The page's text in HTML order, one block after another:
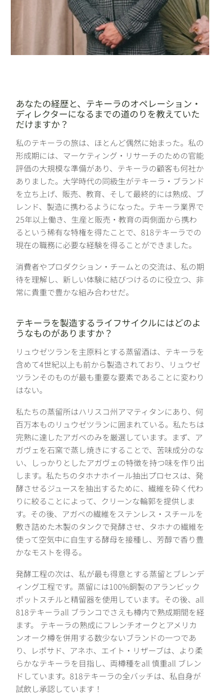
あなたの経歴と、テキーラのオペレーション・
ディレクターになるまでの道のりを教えていた
だけますか？
私のテキーラの旅は、ほとんど偶然に始まった。私の
形成期には、マーケティング・リサーチのための官能
評価の大規模な準備があり、テキーラの顧客も何社か
ありました。大学時代の同級生がテキーラ・ブランド
を立ち上げ、販売、教育、そして最終的には熟成、ブ
レンド、製造に携わるようになった。テキーラ業界で
25年以上働き、生産と販売・教育の両側面から携わ
るという稀有な特権を得たことで、818テキーラでの
現在の職務に必要な経験を得ることができました。
消費者やプロダクション・チームとの交流は、私の期
待を理解し、新しい体験に結びつけるのに役立つ、非
常に貴重で豊かな組み合わせだ。
テキーラを製造するライフサイクルにはどのよ
うなものがありますか？
リュウゼツランを主原料とする蒸留酒は、テキーラを
含めて4世紀以上も前から製造されており、リュウゼ
ツランそのものが最も重要な要素であることに変わり
はない。
私たちの蒸留所はハリスコ州アマティタンにあり、何
百万本ものリュウゼツランに囲まれている。私たちは
完熟に達したアガベのみを厳選しています。まず、ア
ガヴェを石窯で蒸し焼きにすることで、苦味成分のな
い、しっかりとしたアガヴェの特徴を持つ味を作り出
します。私たちのタホナホイール抽出プロセスは、発
酵させるジュースを抽出するために、繊維を砕く代わ
りに絞ることによって、クリーンな輪郭を提供しま
す。その後、アガベの繊維をステンレス・スチールを
敷き詰めた木製のタンクで発酵させ、タホナの繊維を
使って空気中に自生する酵母を接種し、芳醇で香り豊
かなモストを得る。
発酵工程の次は、私が最も得意とする蒸留とブレンデ
ィング工程です。蒸留には100%銅製のアランビック
ポットスチルと精留器を使用しています。その後、all
818テキーラall ブランコでさえも樽内で熟成期間を経
ます。 テキーラの熟成にフレンチオークとアメリカ
ンオーク樽を併用する数少ないブランドの一つであ
り、レポサド、アネホ、エイト・リザーブは、より柔
らかなテキーラを目指し、両樽種をall 慎重all ブレン
ドしています。818テキーラの全バッチは、私自身が
試飲し承認しています！